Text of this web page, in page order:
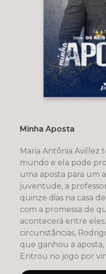
Minha Aposta
Maria Antônia Avillez
mundo e ela pode
uma aposta para um
juventude, a
quinze dias na casa
com a promessa de
acontecerá entre
circunstâncias,
que ganhou a aposta,
Entrou no jogo por